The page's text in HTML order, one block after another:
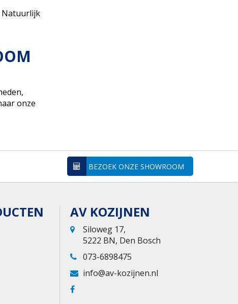
Natuurlijk
onze
BEZOEK ONZE SHOWROOM
AV KOZIJNEN
Siloweg 17,
5222 BN, Den Bosch
073-6898475
info@av-kozijnen.nl